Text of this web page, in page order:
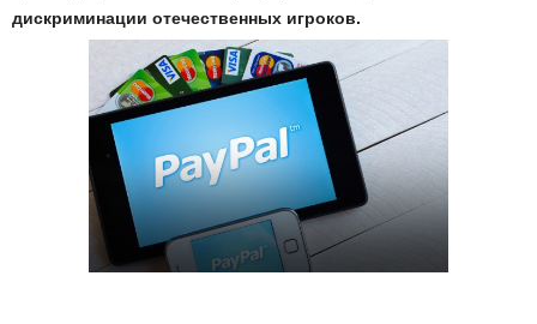
дискриминации отечественных игроков.